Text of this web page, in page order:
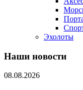
Эхолоты
Наши новости
08.08.2026